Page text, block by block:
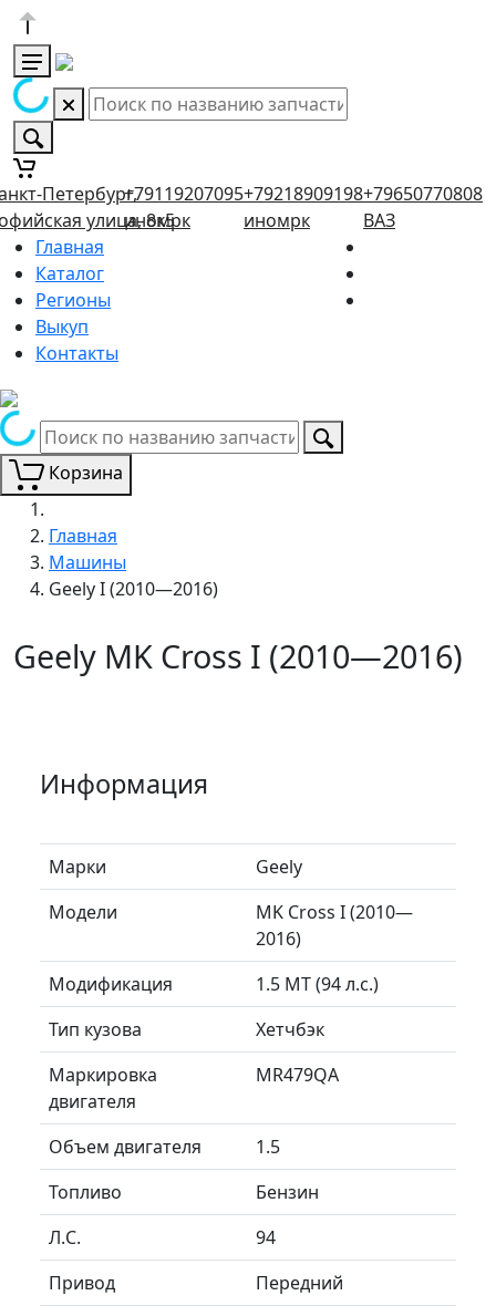
Петербург,
улица, 8к5
+79119207095
иномрк
+79218909198
иномрк
+79650770808
ВАЗ
Главная
Каталог
Регионы
Выкуп
Контакты
Корзина
Главная
Машины
Geely I (2010—2016)
Geely MK Cross I (2010—2016)
Информация
Марки
Geely
Модели
MK Cross I (2010—
2016)
Модификация
1.5 MT (94 л.с.)
Тип кузова
Хетчбэк
Маркировка
двигателя
MR479QA
Объем двигателя
1.5
Топливо
Бензин
Л.C.
94
Привод
Передний